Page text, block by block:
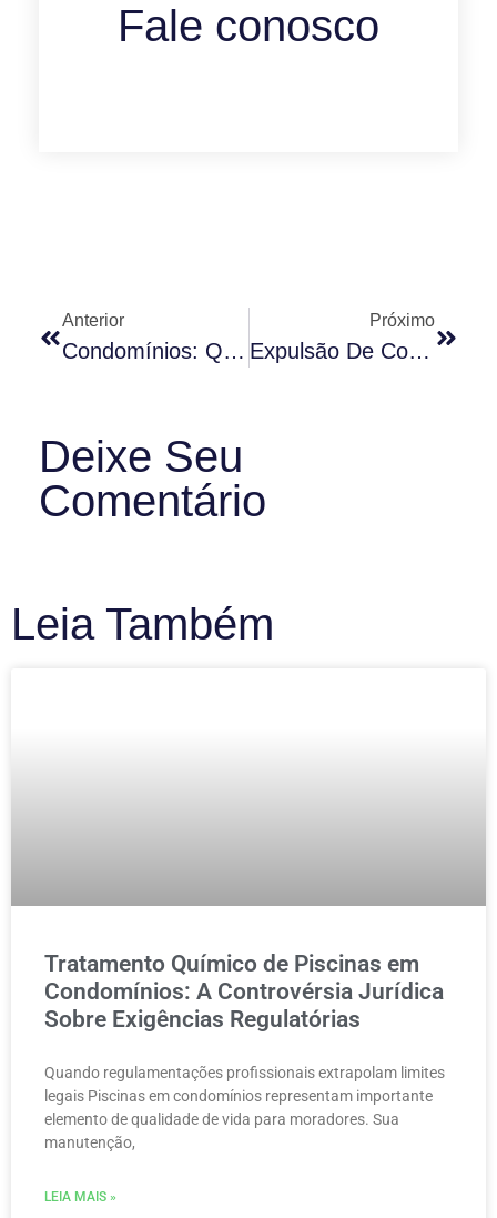
Fale conosco
Anterior
Condomínios: Quando As Contas Aprovadas Podem Ser Revisadas
Próximo
Expulsão De Condômino Antissocial
Deixe Seu
Comentário
Leia Também
Tratamento Químico de Piscinas em
Condomínios: A Controvérsia Jurídica
Sobre Exigências Regulatórias
Quando regulamentações profissionais extrapolam limites
legais Piscinas em condomínios representam importante
elemento de qualidade de vida para moradores. Sua
manutenção,
LEIA MAIS »